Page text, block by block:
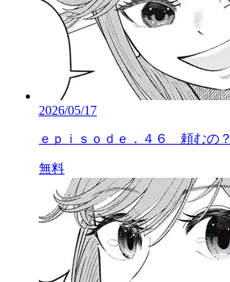
2026/05/17
ｅｐｉｓｏｄｅ．４６ 頼むの？
無料